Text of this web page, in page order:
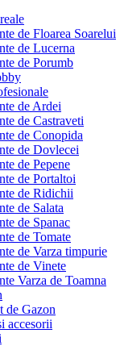
de Floarea Soarelui
de Lucerna
de Porumb
de Ardei
de Castraveti
de Conopida
de Dovlecei
de Pepene
de Portaltoi
de Ridichii
de Salata
de Spanac
de Tomate
de Varza timpurie
de Vinete
Varza de Toamna
de Gazon
accesorii